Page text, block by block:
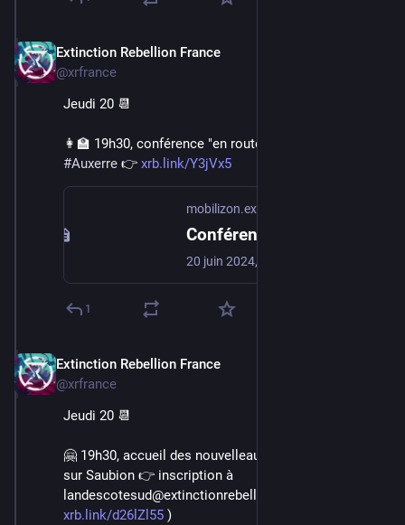
Extinction Rebellion France
@xrfrance
Jeudi 20 📆
#Auxerre 👉 xrb.link/Y3jVx5
mobilizon.extinctionrebellion.fr
1
Extinction Rebellion France
@xrfrance
Jeudi 20 📆
🤗 19h30, accueil des nouvelleaux dans le mouvement
sur Saubion 👉 inscription à
landescotesud@extinctionrebellion.fr (infos sur
xrb.link/d26lZl55 )